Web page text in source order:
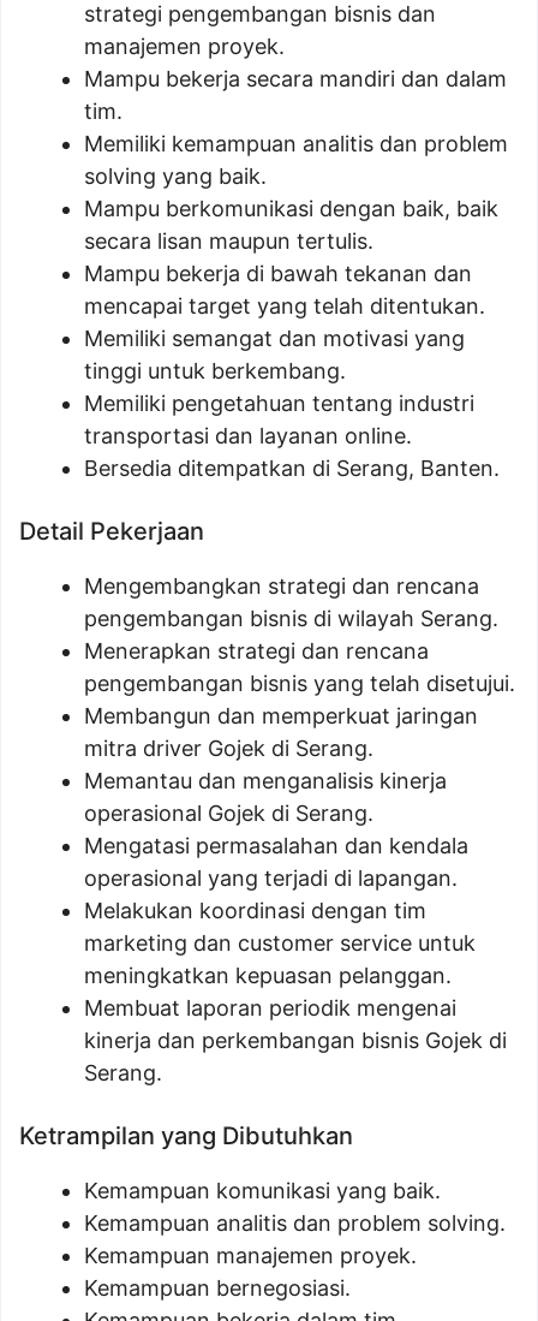
strategi pengembangan bisnis dan
manajemen proyek.
Mampu bekerja secara mandiri dan dalam
tim.
Memiliki kemampuan analitis dan problem
solving yang baik.
Mampu berkomunikasi dengan baik, baik
secara lisan maupun tertulis.
Mampu bekerja di bawah tekanan dan
mencapai target yang telah ditentukan.
Memiliki semangat dan motivasi yang
tinggi untuk berkembang.
Memiliki pengetahuan tentang industri
transportasi dan layanan online.
Bersedia ditempatkan di Serang, Banten.
Detail Pekerjaan
Mengembangkan strategi dan rencana
pengembangan bisnis di wilayah Serang.
Menerapkan strategi dan rencana
pengembangan bisnis yang telah disetujui.
Membangun dan memperkuat jaringan
mitra driver Gojek di Serang.
Memantau dan menganalisis kinerja
operasional Gojek di Serang.
Mengatasi permasalahan dan kendala
operasional yang terjadi di lapangan.
Melakukan koordinasi dengan tim
marketing dan customer service untuk
meningkatkan kepuasan pelanggan.
Membuat laporan periodik mengenai
kinerja dan perkembangan bisnis Gojek di
Serang.
Ketrampilan yang Dibutuhkan
Kemampuan komunikasi yang baik.
Kemampuan analitis dan problem solving.
Kemampuan manajemen proyek.
Kemampuan bernegosiasi.